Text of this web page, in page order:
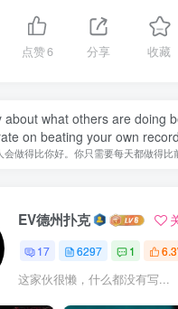
点赞6 分享 收藏
about what others are doing
on beating your own
会做得比你好。你只需要每天都做得比
EV德州扑克
17 6297 1
这家伙很懒，什么都没有写...